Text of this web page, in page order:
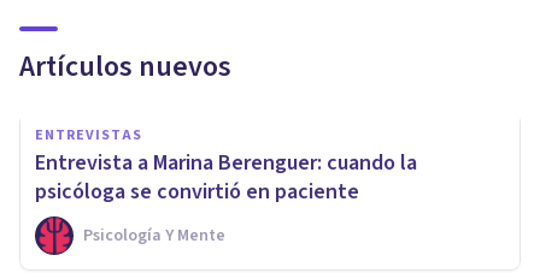
Artículos nuevos
ENTREVISTAS
Entrevista a Marina Berenguer: cuando la
psicóloga se convirtió en paciente
Psicología Y Mente